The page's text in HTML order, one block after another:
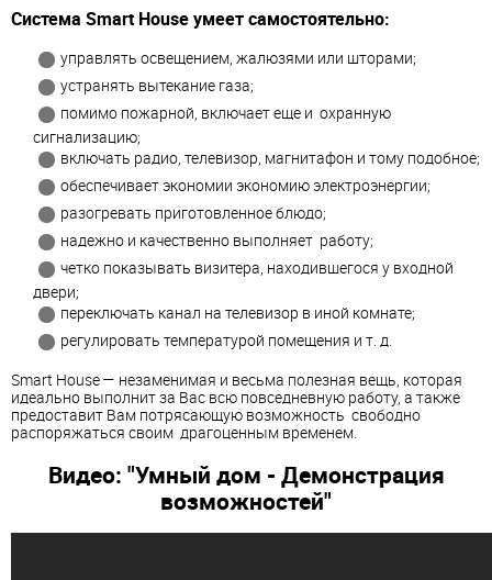
Система Smart House умеет самостоятельно:
управлять освещением, жалюзями или шторами;
устранять вытекание газа;
помимо пожарной, включает еще и охранную
сигнализацию;
включать радио, телевизор, магнитафон и тому подобное;
обеспечивает экономии экономию электроэнергии;
разогревать приготовленное блюдо;
надежно и качественно выполняет работу;
четко показывать визитера, находившегося у входной
двери;
переключать канал на телевизор в иной комнате;
регулировать температурой помещения и т. д.
Smart House — незаменимая и весьма полезная вещь, которая
идеально выполнит за Вас всю повседневную работу, а также
предоставит Вам потрясающую возможность свободно
распоряжаться своим драгоценным временем.
Видео: "Умный дом - Демонcтрация
возможностей"